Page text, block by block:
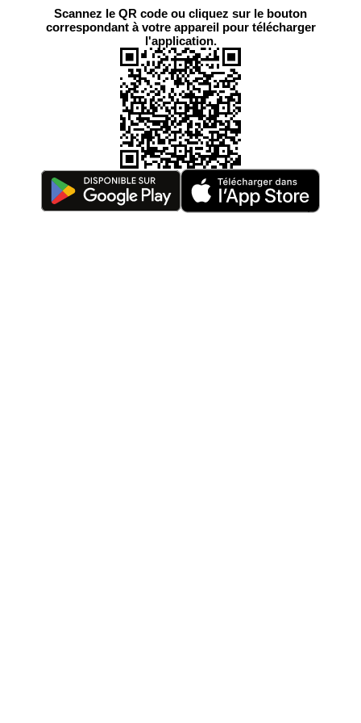
Scannez le QR code ou cliquez sur le bouton
correspondant à votre appareil pour télécharger
l'application.